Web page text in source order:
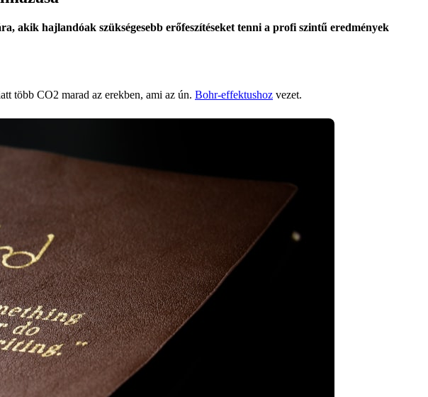
akik hajlandóak szükségesebb erőfeszítéseket tenni a profi szintű eredmények
több CO2 marad az erekben, ami az ún. Bohr-effektushoz vezet.